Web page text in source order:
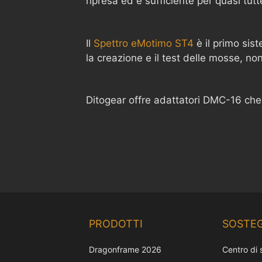
Il Spettro eMotimo ST4 è il primo
la creazione e il test delle mosse,
Ditogear offre adattatori DMC-16
PRODOTTI
Dragonframe 2026
Centro di